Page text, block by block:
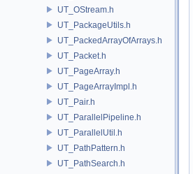
UT_OStream.h
UT_PackageUtils.h
UT_PackedArrayOfArrays.h
UT_Packet.h
UT_PageArray.h
UT_PageArrayImpl.h
UT_Pair.h
UT_ParallelPipeline.h
UT_ParallelUtil.h
UT_PathPattern.h
UT_PathSearch.h